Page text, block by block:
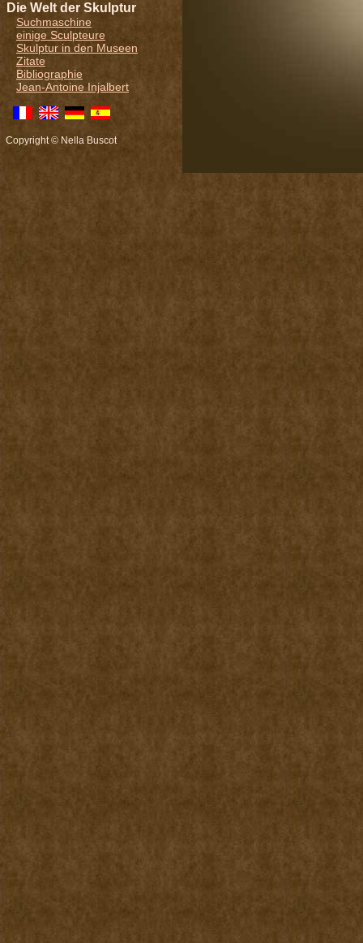
Die Welt der Skulptur
Suchmaschine
einige Sculpteure
Skulptur in den Museen
Zitate
Bibliographie
Jean-Antoine Injalbert
Copyright © Nella Buscot